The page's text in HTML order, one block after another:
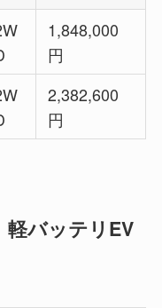
1,848,000
円
2,382,600
円
軽バッテリEV